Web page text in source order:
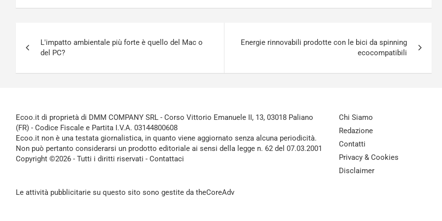
articoli
L'impatto ambientale più forte è quello del Mac o
del PC?
Energie rinnovabili prodotte con le bici da spinning
ecocompatibili
Ecoo.it di proprietà di DMM COMPANY SRL - Corso Vittorio Emanuele II, 13, 03018 Paliano
(FR) - Codice Fiscale e Partita I.V.A. 03144800608
Ecoo.it non è una testata giornalistica, in quanto viene aggiornato senza alcuna periodicità.
Non può pertanto considerarsi un prodotto editoriale ai sensi della legge n. 62 del 07.03.2001
Copyright ©2026 - Tutti i diritti riservati - Contattaci
Le attività pubblicitarie su questo sito sono gestite da theCoreAdv
Chi Siamo
Redazione
Contatti
Privacy & Cookies
Disclaimer